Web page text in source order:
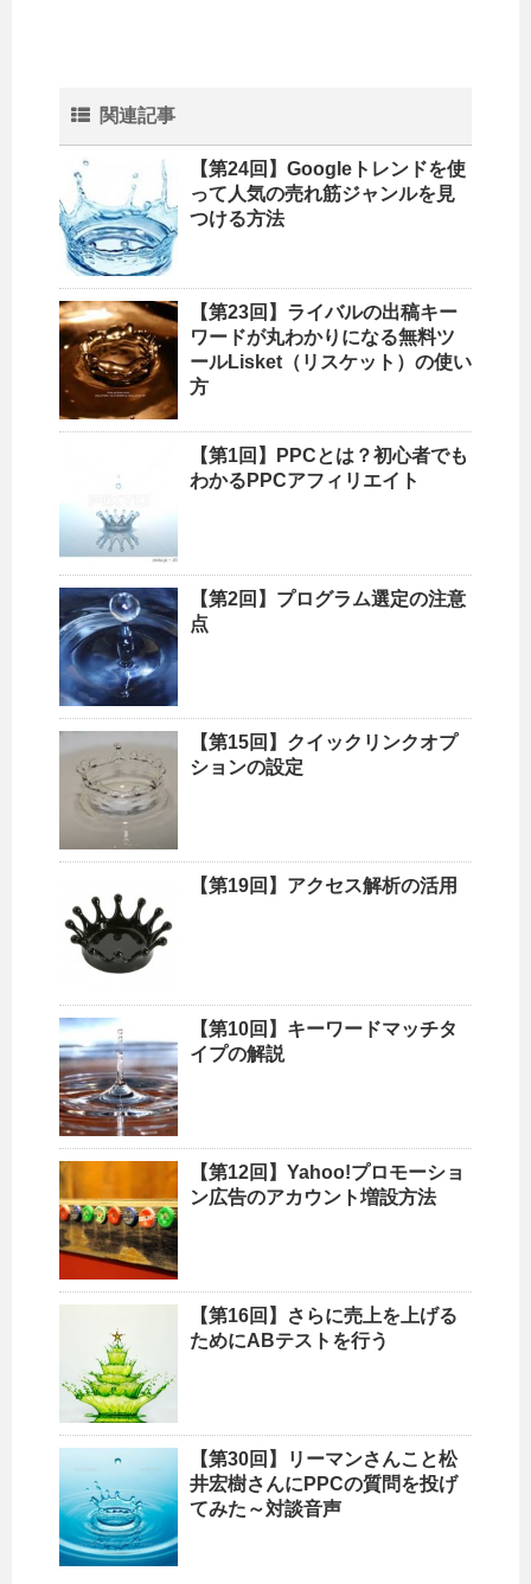
関連記事
【第24回】Googleトレンドを使
って人気の売れ筋ジャンルを見
つける方法
【第23回】ライバルの出稿キー
ワードが丸わかりになる無料ツ
ールLisket（リスケット）の使い
方
【第1回】PPCとは？初心者でも
わかるPPCアフィリエイト
【第2回】プログラム選定の注意
点
【第15回】クイックリンクオプ
ションの設定
【第19回】アクセス解析の活用
【第10回】キーワードマッチタ
イプの解説
【第12回】Yahoo!プロモーショ
ン広告のアカウント増設方法
【第16回】さらに売上を上げる
ためにABテストを行う
【第30回】リーマンさんこと松
井宏樹さんにPPCの質問を投げ
てみた～対談音声